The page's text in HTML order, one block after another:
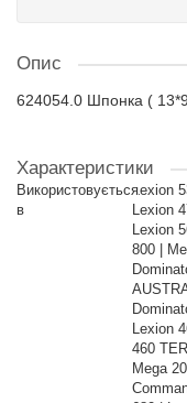
Опис
624054.0 Шпонка (
Характеристики
Використовується
в
Lexion
Lexion
Lexion
800 |
Lexion
460
Mega